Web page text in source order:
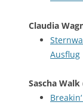
Claudia
Ausflug
Sascha Walk